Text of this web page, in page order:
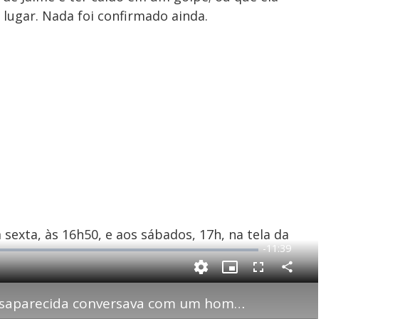
Nada foi confirmado ainda.
às 16h50, e aos sábados, 17h, na tela da
Filhas revelam que idosa desaparecida conversava com um homem pela internet há um ano
R
e
m
-11:39
P
i
t
u
F
u
C
o